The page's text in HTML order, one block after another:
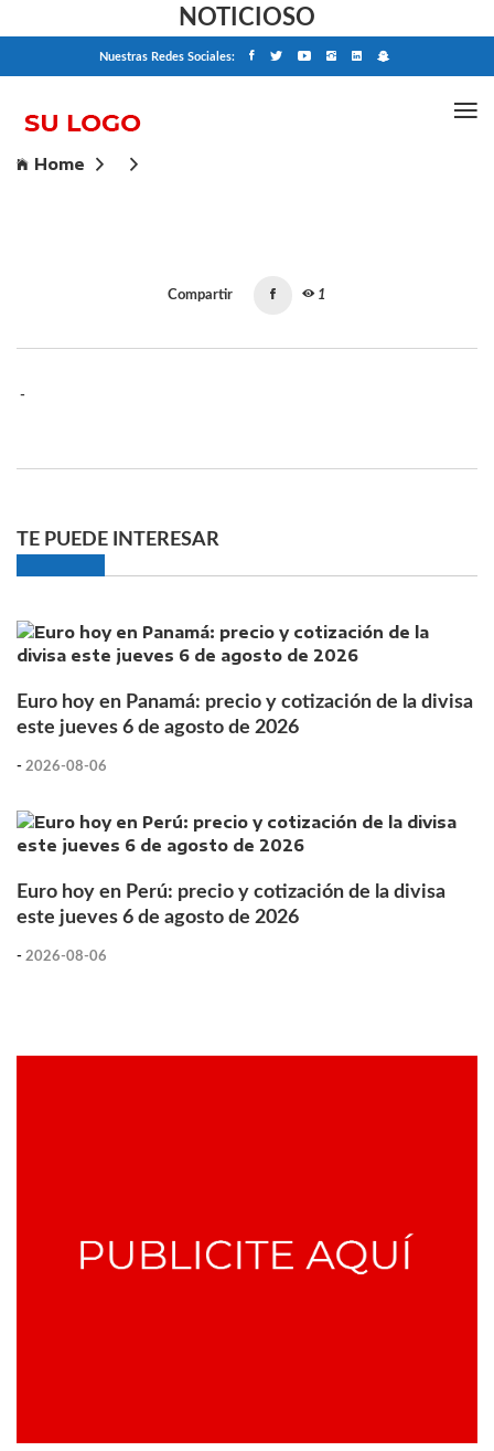
NOTICIOSO
Nuestras Redes Sociales:
Home
Compartir 1
-
TE PUEDE INTERESAR
Euro hoy en Panamá: precio y cotización de la divisa
este jueves 6 de agosto de 2026
- 2026-08-06
Euro hoy en Perú: precio y cotización de la divisa
este jueves 6 de agosto de 2026
- 2026-08-06